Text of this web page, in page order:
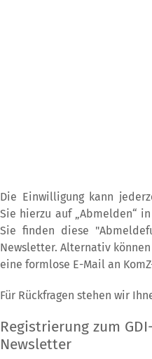
Die Einwilligung kann
Sie hierzu auf „Abmelden“
Sie finden diese
Newsletter. Alternativ
eine formlose E-Mail an
Für Rückfragen stehen wir
Registrierung zum
Newsletter